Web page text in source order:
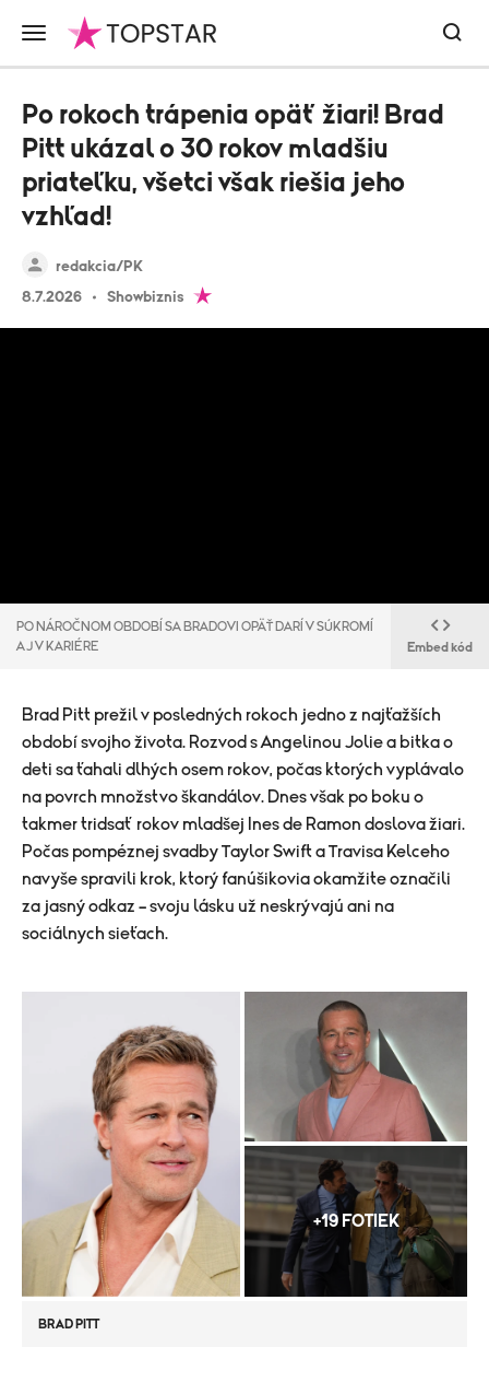
redakcia/PK
8.7.2026
Showbiznis
Po rokoch trápenia opäť žiari! Brad
Pitt ukázal o 30 rokov mladšiu
priateľku, všetci však riešia jeho
vzhľad!
PO NÁROČNOM OBDOBÍ SA BRADOVI OPÄŤ DARÍ V SÚKROMÍ
AJ V KARIÉRE
Embed kód
Brad Pitt prežil v posledných rokoch jedno z najťažších
období svojho života. Rozvod s Angelinou Jolie a bitka o
deti sa ťahali dlhých osem rokov, počas ktorých vyplávalo
na povrch množstvo škandálov. Dnes však po boku o
takmer tridsať rokov mladšej Ines de Ramon doslova žiari.
Počas pompéznej svadby Taylor Swift a Travisa Kelceho
navyše spravili krok, ktorý fanúšikovia okamžite označili
za jasný odkaz – svoju lásku už neskrývajú ani na
sociálnych sieťach.
+19 FOTIEK
BRAD PITT